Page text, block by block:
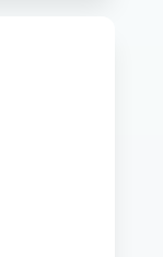
माध्यम से
वृद्धि।